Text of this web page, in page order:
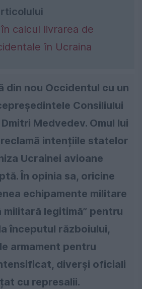
în calcul livrarea de
în Ucraina
din nou Occidentul cu un
Consiliului
Medvedev. Omul lui
intențiile statelor
Ucrainei avioane
În opinia sa, oricine
echipamente militare
militară legitimă” pentru
începutul războiului,
armament pentru
diverși oficiali
cu represalii.